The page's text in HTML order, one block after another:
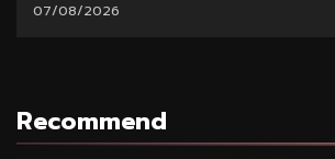
07/08/2026
Recommend